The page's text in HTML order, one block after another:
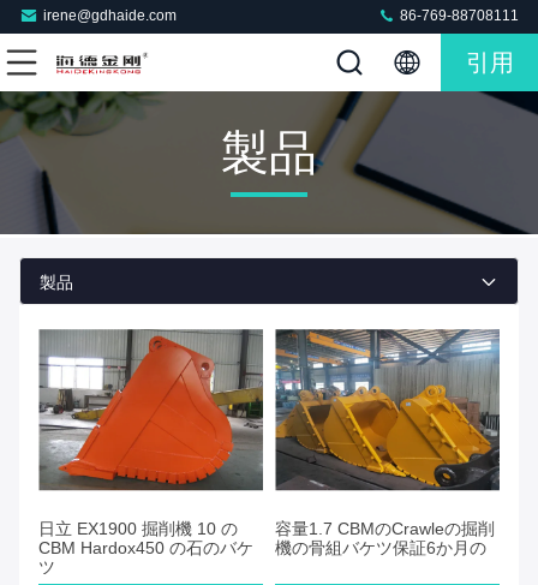
irene@gdhaide.com 86-769-88708111
引用
製品
製品
日立 EX1900 掘削機 10 の
CBM Hardox450 の石のバケ
ツ
容量1.7 CBMのCrawleの掘削
機の骨組バケツ保証6か月の